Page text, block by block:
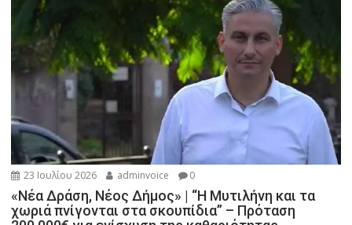
23 Ιουλίου 2026 adminvoice 0
«Νέα Δράση, Νέος Δήμος» | “Η Μυτιλήνη και τα
χωριά πνίγονται στα σκουπίδια” – Πρόταση